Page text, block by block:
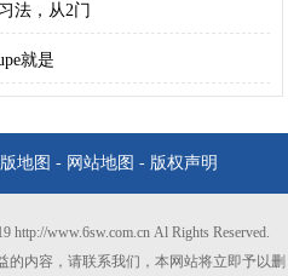
法，从2门
就是
地图 - 网站地图 - 版权声明
www.6sw.com.cn Al Rights Reserved.
内容，请联系我们，本网站将立即予以删